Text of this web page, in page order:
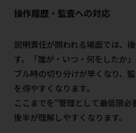
操作履歴・監査への対応
説明責任が問われる場面では、
す。「誰が・いつ・何をしたか
ブル時の切り分けが早くなり、
を得やすくなります。
ここまでを“管理として最低限
後半が理解しやすくなります。